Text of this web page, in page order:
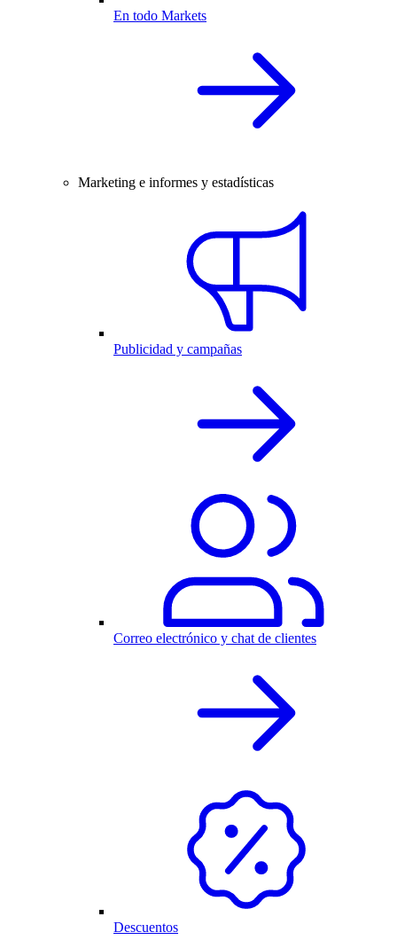
En todo Markets
Marketing e informes y estadísticas
Publicidad y campañas
Correo electrónico y chat de clientes
Descuentos